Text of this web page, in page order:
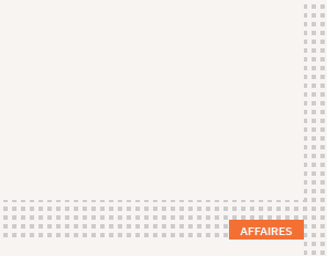
AFFAIRES